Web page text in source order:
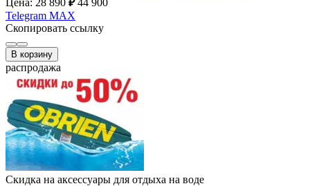
Telegram MAX
Скопировать ссылку
В корзину
распродажа
Скидка на аксессуары для отдыха на воде